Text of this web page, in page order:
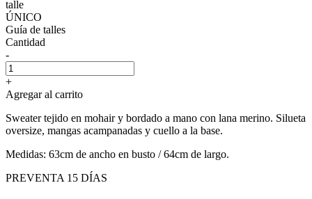
talle
ÚNICO
Guía de talles
Cantidad
-
+
Agregar al carrito
Sweater tejido en mohair y bordado a mano con lana merino. Silueta
oversize, mangas acampanadas y cuello a la base.
Medidas: 63cm de ancho en busto / 64cm de largo.
PREVENTA 15 DÍAS